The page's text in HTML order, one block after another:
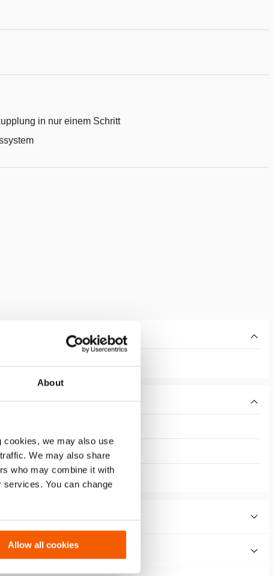
About
cookies, we may also use
We may also share
who may combine it with
services. You can change
Allow all cookies
in nur einem Schritt